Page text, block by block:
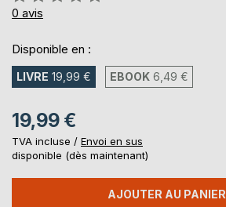
0%
0 avis
Disponible en :
LIVRE 19,99 € EBOOK 6,49 €
19,99 €
TVA incluse / Envoi en sus
disponible (dès maintenant)
AJOUTER AU PANIER